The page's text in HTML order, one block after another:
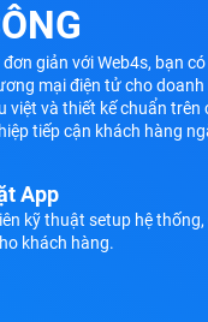
giản với Web4s, bạn
mại điện tử cho
việt và thiết kế chuẩn trên
tiếp cận khách hàng
App
kỹ thuật setup hệ
khách hàng.